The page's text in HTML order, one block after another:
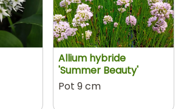
Allium hybride
'Summer Beauty'
Pot 9 cm